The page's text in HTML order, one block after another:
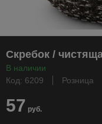
Скребок /
В наличии
Код: 6209
Розница
57 руб.